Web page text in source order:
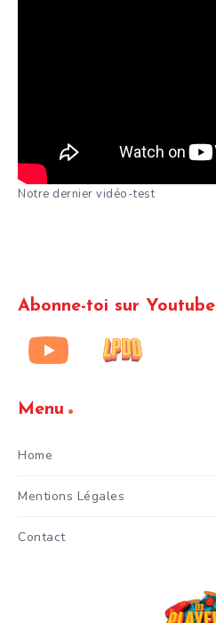
Notre dernier vidéo-test
Abonne-toi sur Youtube
Menu
Home
Mentions Légales
Contact